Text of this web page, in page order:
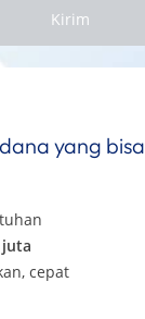
Kirim
yang bisa
cepat